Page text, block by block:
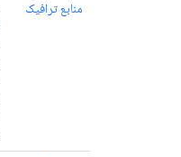
منابع ترافیک